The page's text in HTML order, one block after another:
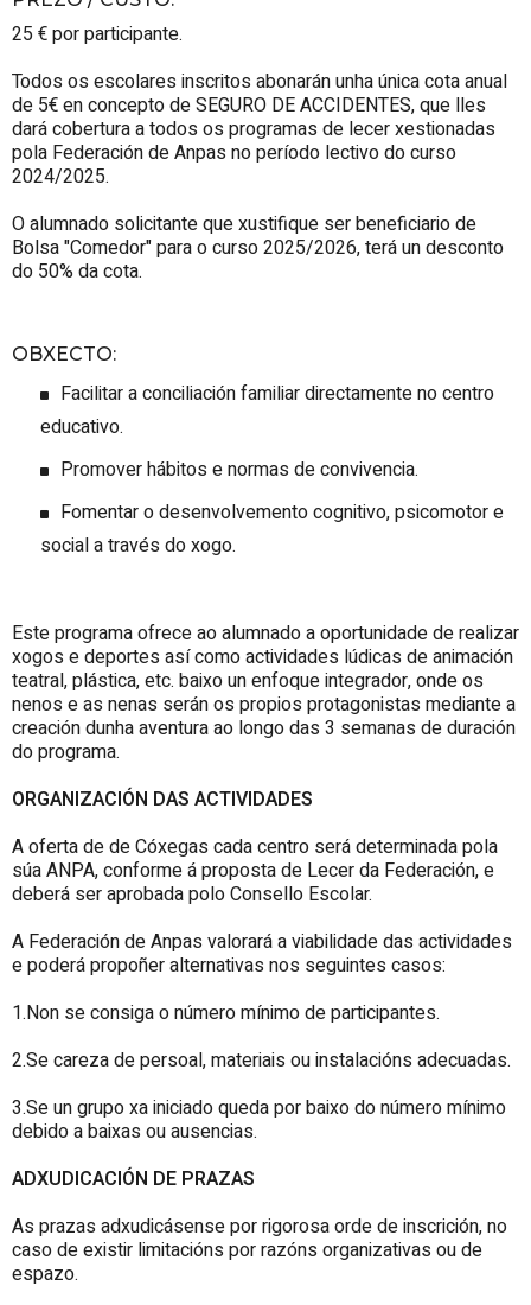
25 € por participante.
Todos os escolares inscritos abonarán unha única cota anual
de 5€ en concepto de SEGURO DE ACCIDENTES, que lles
dará cobertura a todos os programas de lecer xestionadas
pola Federación de Anpas no período lectivo do curso
2024/2025.
O alumnado solicitante que xustifique ser beneficiario de
Bolsa "Comedor" para o curso 2025/2026, terá un desconto
do 50% da cota.
OBXECTO:
Facilitar a conciliación familiar directamente no centro
educativo.
Promover hábitos e normas de convivencia.
Fomentar o desenvolvemento cognitivo, psicomotor e
social a través do xogo.
Este programa ofrece ao alumnado a oportunidade de realizar
xogos e deportes así como actividades lúdicas de animación
teatral, plástica, etc. baixo un enfoque integrador, onde os
nenos e as nenas serán os propios protagonistas mediante a
creación dunha aventura ao longo das 3 semanas de duración
do programa.
ORGANIZACIÓN DAS ACTIVIDADES
A oferta de deCóxegas cada centro será determinada pola
súa ANPA, conforme á proposta de Lecer da Federación, e
deberá ser aprobada polo Consello Escolar.
A Federación de Anpas valorará a viabilidade das actividades
e poderá propoñer alternativas nos seguintes casos:
1.Non se consiga o número mínimo de participantes.
2.Se careza de persoal, materiais ou instalacións adecuadas.
3.Se un grupo xa iniciado queda por baixo do número mínimo
debido a baixas ou ausencias.
ADXUDICACIÓN DE PRAZAS
As prazas adxudicásense por rigorosa orde de inscrición, no
caso de existir limitacións por razóns organizativas ou de
espazo.